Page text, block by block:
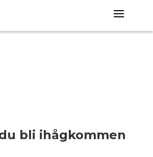
bli ihågkommen